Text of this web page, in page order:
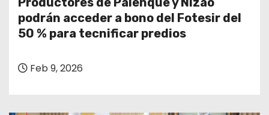
podrán acceder a bono del Fotesir del
50 % para tecnificar predios
Feb 9, 2026